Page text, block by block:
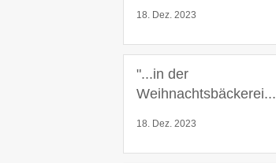
18. Dez. 2023
"...in der
Weihnachtsbäckerei...
18. Dez. 2023